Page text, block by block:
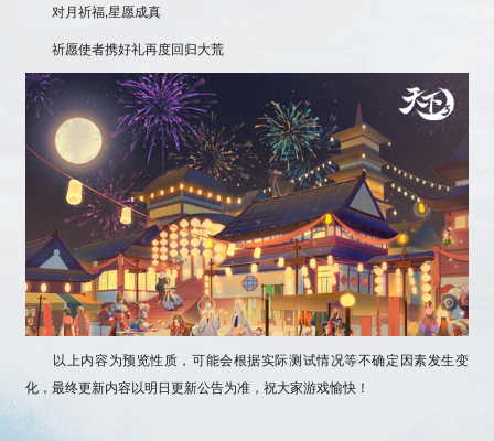
对月祈福,星愿成真
祈愿使者携好礼再度回归大荒
以上内容为预览性质，可能会根据实际测试情况等不确定因素发生变
化，最终更新内容以明日更新公告为准，祝大家游戏愉快！